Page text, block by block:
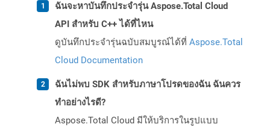
ฉันจะหาบันทึกประจำรุ่น Aspose.Total Cloud
API สำหรับ C++ ได้ที่ไหน
ดูบันทึกประจำรุ่นฉบับสมบูรณ์ได้ที่ Aspose.Total
Cloud Documentation
ฉันไม่พบ SDK สำหรับภาษาโปรดของฉัน ฉันควร
ทำอย่างไรดี?
Aspose.Total Cloud มีให้บริการในรูปแบบ